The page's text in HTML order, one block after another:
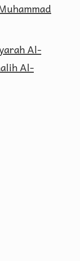
Al-
Al-